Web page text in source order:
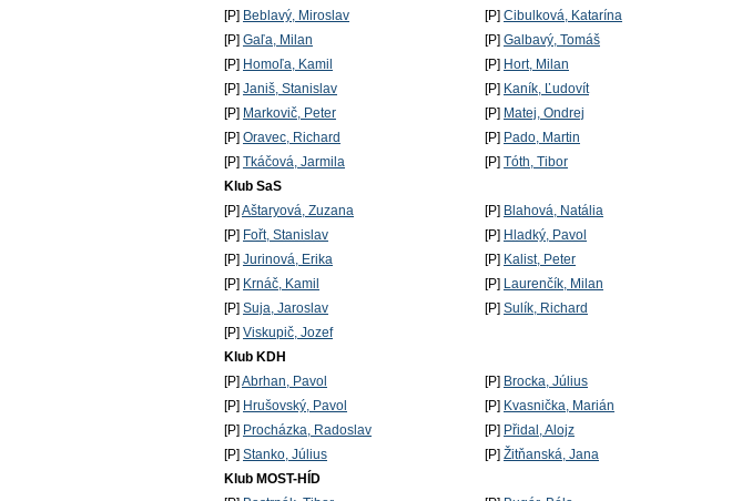
[P] Beblavý, Miroslav [P] Cibulková, Katarína
[P] Gaľa, Milan [P] Galbavý, Tomáš
[P] Homoľa, Kamil [P] Hort, Milan
[P] Janiš, Stanislav [P] Kaník, Ľudovít
[P] Markovič, Peter [P] Matej, Ondrej
[P] Oravec, Richard [P] Pado, Martin
[P] Tkáčová, Jarmila [P] Tóth, Tibor
Klub SaS
[P] Aštaryová, Zuzana [P] Blahová, Natália
[P] Fořt, Stanislav [P] Hladký, Pavol
[P] Jurinová, Erika [P] Kalist, Peter
[P] Krnáč, Kamil [P] Laurenčík, Milan
[P] Suja, Jaroslav [P] Sulík, Richard
[P] Viskupič, Jozef
Klub KDH
[P] Abrhan, Pavol [P] Brocka, Július
[P] Hrušovský, Pavol [P] Kvasnička, Marián
[P] Procházka, Radoslav [P] Přidal, Alojz
[P] Stanko, Július [P] Žitňanská, Jana
Klub MOST-HÍD